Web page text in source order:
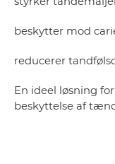
beskytter mod
reducerer
En ideel løsning
beskyttelse af